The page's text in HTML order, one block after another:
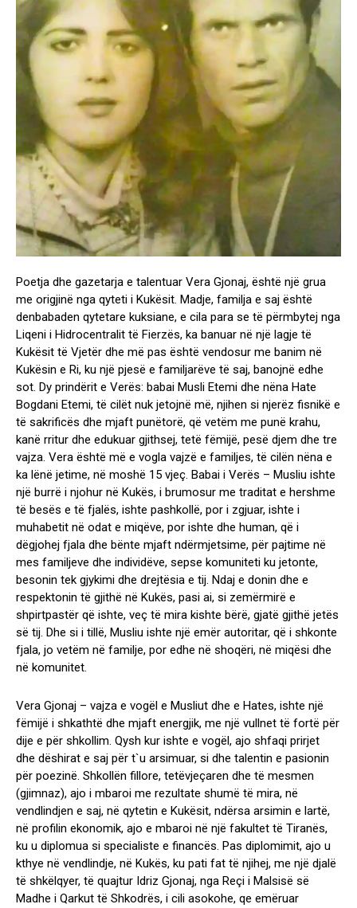
Poetja dhe gazetarja e talentuar Vera Gjonaj, është një grua
me origjinë nga qyteti i Kukësit. Madje, familja e saj është
denbabaden qytetare kuksiane, e cila para se të përmbytej nga
Liqeni i Hidrocentralit të Fierzës, ka banuar në një lagje të
Kukësit të Vjetër dhe më pas është vendosur me banim në
Kukësin e Ri, ku një pjesë e familjarëve të saj, banojnë edhe
sot. Dy prindërit e Verës: babai Musli Etemi dhe nëna Hate
Bogdani Etemi, të cilët nuk jetojnë më, njihen si njerëz fisnikë e
të sakrificës dhe mjaft punëtorë, që vetëm me punë krahu,
kanë rritur dhe edukuar gjithsej, tetë fëmijë, pesë djem dhe tre
vajza. Vera është më e vogla vajzë e familjes, të cilën nëna e
ka lënë jetime, në moshë 15 vjeç. Babai i Verës – Musliu ishte
një burrë i njohur në Kukës, i brumosur me traditat e hershme
të besës e të fjalës, ishte pashkollë, por i zgjuar, ishte i
muhabetit në odat e miqëve, por ishte dhe human, që i
dëgjohej fjala dhe bënte mjaft ndërmjetsime, për pajtime në
mes familjeve dhe individëve, sepse komuniteti ku jetonte,
besonin tek gjykimi dhe drejtësia e tij. Ndaj e donin dhe e
respektonin të gjithë në Kukës, pasi ai, si zemërmirë e
shpirtpastër që ishte, veç të mira kishte bërë, gjatë gjithë jetës
së tij. Dhe si i tillë, Musliu ishte një emër autoritar, që i shkonte
fjala, jo vetëm në familje, por edhe në shoqëri, në miqësi dhe
në komunitet.
Vera Gjonaj – vajza e vogël e Musliut dhe e Hates, ishte një
fëmijë i shkathtë dhe mjaft energjik, me një vullnet të fortë për
dije e për shkollim. Qysh kur ishte e vogël, ajo shfaqi prirjet
dhe dëshirat e saj për t`u arsimuar, si dhe talentin e pasionin
për poezinë. Shkollën fillore, tetëvjeçaren dhe të mesmen
(gjimnaz), ajo i mbaroi me rezultate shumë të mira, në
vendlindjen e saj, në qytetin e Kukësit, ndërsa arsimin e lartë,
në profilin ekonomik, ajo e mbaroi në një fakultet të Tiranës,
ku u diplomua si specialiste e financës. Pas diplomimit, ajo u
kthye në vendlindje, në Kukës, ku pati fat të njihej, me një djalë
të shkëlqyer, të quajtur Idriz Gjonaj, nga Reçi i Malsisë së
Madhe i Qarkut të Shkodrës, i cili asokohe, qe emëruar